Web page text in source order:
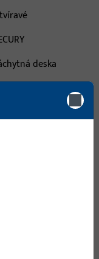
deska
zboží se